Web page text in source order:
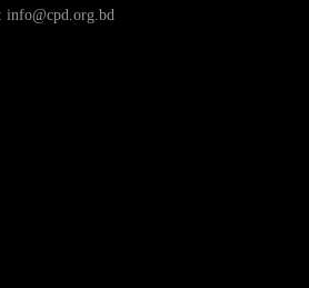
info@cpd.org.bd